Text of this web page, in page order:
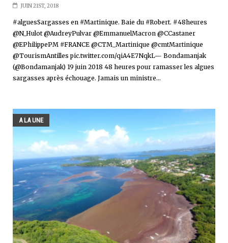
JUIN 21ST, 2018
#alguesSargasses en #Martinique. Baie du #Robert. #48heures
@N_Hulot @AudreyPulvar @EmmanuelMacron @CCastaner
@EPhilippePM #FRANCE @CTM_Martinique @cmtMartinique
@TourismAntilles pic.twitter.com/qiA4E7NqkL— Bondamanjak
(@Bondamanjak) 19 juin 2018 48 heures pour ramasser les algues
sargasses après échouage. Jamais un ministre...
A LA UNE